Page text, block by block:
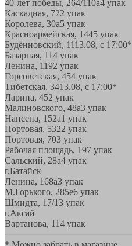
40-лет победы, 264/110а4 упак
Каскадная, 722 упак
Королева, 30а5 упак
Красноармейская, 1445 упак
Будённовский, 1113.08, с 17:00*
Базарная, 114 упак
Ленина, 1192 упак
Горсоветская, 454 упак
Тибетская, 3413.08, с 17:00*
Ларина, 452 упак
Малиновского, 48а3 упак
Нансена, 152а1 упак
Портовая, 5322 упак
Портовая, 703 упак
Рабочая площадь, 197 упак
Сальский, 28a4 упак
г.Батайск
Ленина, 168а3 упак
М.Горького, 285е6 упак
Шмидта, 17/13 упак
г.Аксай
Вартанова, 114 упак